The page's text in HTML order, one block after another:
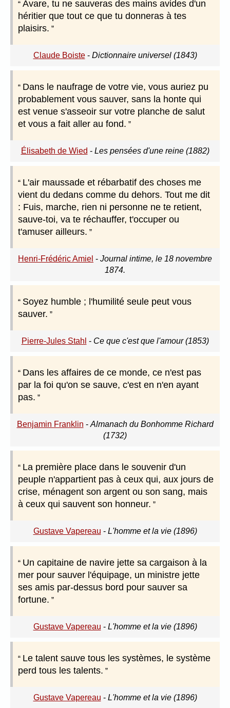
Avare, tu ne sauveras des mains avides d'un
héritier que tout ce que tu donneras à tes
plaisirs.
Claude Boiste- Dictionnaire universel (1843)
Dans le naufrage de votre vie, vous auriez pu
probablement vous sauver, sans la honte qui
est venue s'asseoir sur votre planche de salut
et vous a fait aller au fond.
Élisabeth de Wied - Les pensées d'une reine (1882)
L'air maussade et rébarbatif des choses me
vient du dedans comme du dehors. Tout me dit
: Fuis, marche, rien ni personne ne te retient,
sauve-toi, va te réchauffer, t'occuper ou
t'amuser ailleurs.
Henri-Frédéric Amiel - Journal intime, le 18 novembre
1874.
Soyez humble ; l'humilité seule peut vous
sauver.
Pierre-Jules Stahl - Ce que c'est que l'amour (1853)
Dans les affaires de ce monde, ce n'est pas
par la foi qu'on se sauve, c'est en n'en ayant
pas.
Benjamin Franklin - Almanach du Bonhomme Richard
(1732)
La première place dans le souvenir d'un
peuple n'appartient pas à ceux qui, aux jours de
crise, ménagent son argent ou son sang, mais
à ceux qui sauvent son honneur.
Gustave Vapereau - L'homme et la vie (1896)
Un capitaine de navire jette sa cargaison à la
mer pour sauver l'équipage, un ministre jette
ses amis par-dessus bord pour sauver sa
fortune.
Gustave Vapereau - L'homme et la vie (1896)
Le talent sauve tous les systèmes, le système
perd tous les talents.
Gustave Vapereau - L'homme et la vie (1896)